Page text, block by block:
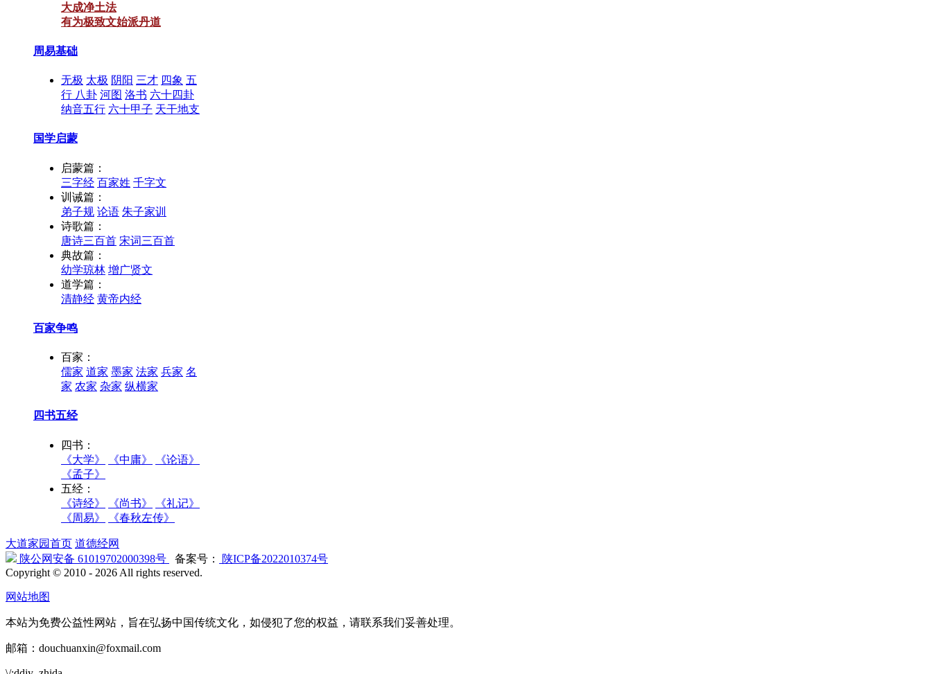
大成净土法
有为极致文始派丹道
周易基础
无极 太极 阴阳 三才 四象 五
行 八卦 河图 洛书 六十四卦
纳音五行 六十甲子 天干地支
国学启蒙
启蒙篇：
三字经 百家姓 千字文
训诫篇：
弟子规 论语 朱子家训
诗歌篇：
唐诗三百首 宋词三百首
典故篇：
幼学琼林 增广贤文
道学篇：
清静经 黄帝内经
百家争鸣
百家：
儒家 道家 墨家 法家 兵家 名
家 农家 杂家 纵横家
四书五经
四书：
《大学》
《中庸》
《论语》
《孟子》
五经：
《诗经》
《尚书》
《礼记》
《周易》
《春秋左传》
大道家园首页 道德经网
陕公网安备 61019702000398号
备案号：
陕ICP备2022010374号
Copyright © 2010 - 2026 All rights reserved.
网站地图
本站为免费公益性网站，旨在弘扬中国传统文化，如侵犯了您的权益，请联系我们妥善处理。
邮箱：douchuanxin@foxmail.com